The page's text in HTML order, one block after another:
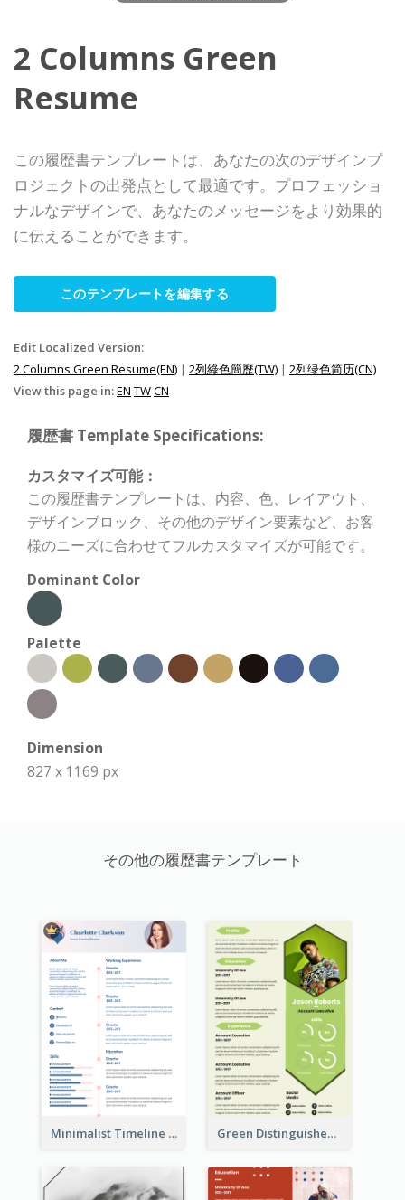
2 Columns Green
Resume
この履歴書テンプレートは、あなたの次のデザインプ
ロジェクトの出発点として最適です。プロフェッショ
ナルなデザインで、あなたのメッセージをより効果的
に伝えることができます。
このテンプレートを編集する
Edit Localized Version:
2 Columns Green Resume(EN) | 2列綠色簡歷(TW) | 2列绿色简历(CN)
View this page in:EN TWCN
履歴書 Template Specifications:
カスタマイズ可能：
この履歴書テンプレートは、内容、色、レイアウト、
デザインブロック、その他のデザイン要素など、お客
様のニーズに合わせてフルカスタマイズが可能です。
Dominant Color
Palette
Dimension
827 x 1169 px
その他の履歴書テンプレート
Minimalist Timeline Medical Student Resume Green Distinguished Resume